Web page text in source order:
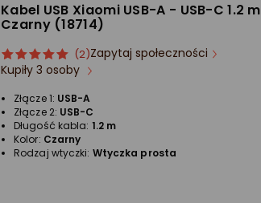
Kabel USB Xiaomi USB-A - USB-C 1.2 m
Czarny (18714)
ocena
produktu
gwiazdki
Ocena
produktu
(2)Zapytaj społeczności
Kupiły 3 osoby
Złącze 1: USB-A
Złącze 2: USB-C
Długość kabla: 1.2 m
Kolor: Czarny
Rodzaj wtyczki: Wtyczka prosta